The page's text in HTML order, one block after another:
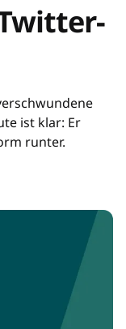
ist klar: Er
runter.